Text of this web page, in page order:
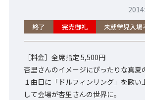
2014
終了 完売御礼 未就学児入場
［料金］全席指定 5,500円
杏里さんのイメージにぴったりな真夏
１曲目に「ドルフィンリング」を歌い
して会場が杏里さんの世界に。